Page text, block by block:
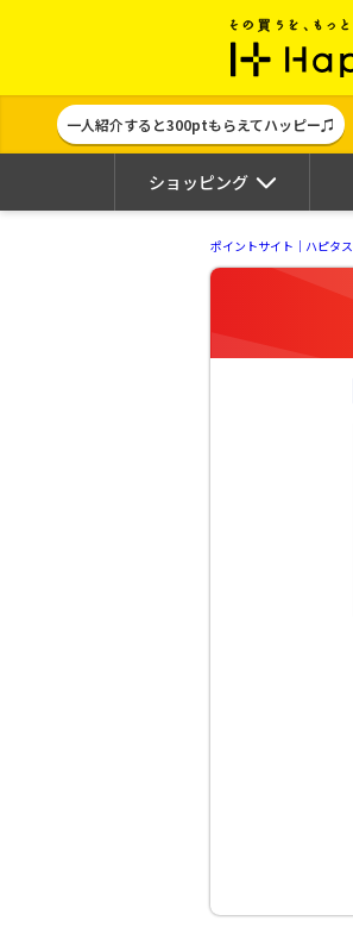
一人紹介すると300ptもらえてハッピー♫
ショッピング
ポイントサイト｜ハピタス